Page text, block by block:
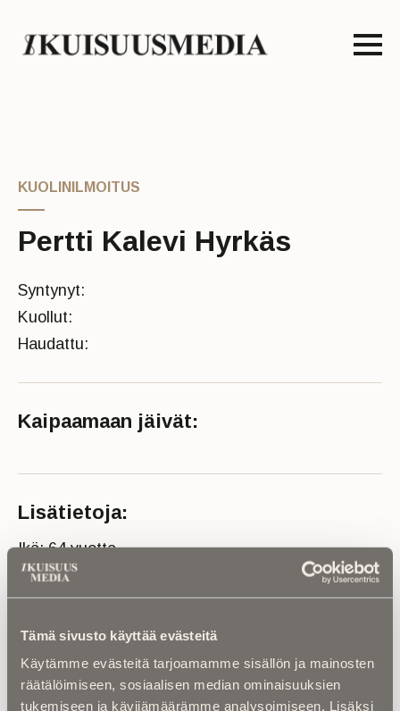
Tämä sivusto käyttää evästeitä
Käytämme evästeitä tarjoamamme sisällön ja mainosten
räätälöimiseen, sosiaalisen median ominaisuuksien
tukemiseen ja kävijämäärämme analysoimiseen. Lisäksi
KUOLINILMOITUS
Pertti Kalevi Hyrkäs
Syntynyt:
Kuollut:
Haudattu:
Kaipaamaan jäivät:
Lisätietoja:
Ikä: 64 vuotta
Kuolinaika: 2024
Lähde: Kuusamon seurakunta